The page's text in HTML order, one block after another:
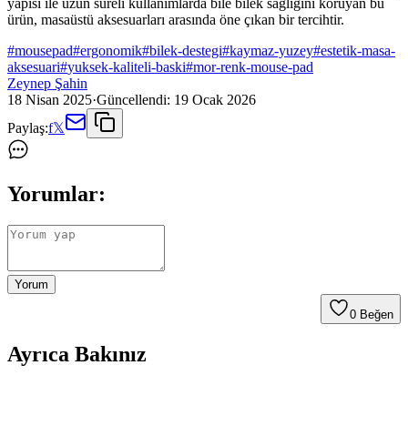
yapısı ile uzun süreli kullanımlarda bile bilek sağlığını koruyan bu
ürün, masaüstü aksesuarları arasında öne çıkan bir tercihtir.
#mousepad#ergonomik#bilek-destegi#kaymaz-yuzey#estetik-masa-
aksesuari#yuksek-kaliteli-baski#mor-renk-mouse-pad
Zeynep Şahin
18 Nisan 2025·Güncellendi: 19 Ocak 2026
Paylaş:f𝕏
Yorumlar:
Yorum
0 Beğen
Ayrıca Bakınız